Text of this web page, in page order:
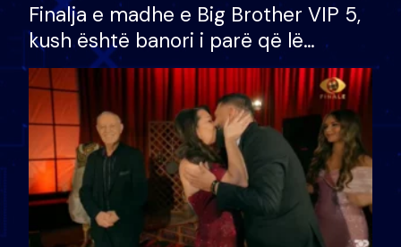
Finalja e madhe e Big Brother VIP 5,
kush është banori i parë që lë
shtëpinë dhe humb mundësinë për
të fituar çmimin e madh